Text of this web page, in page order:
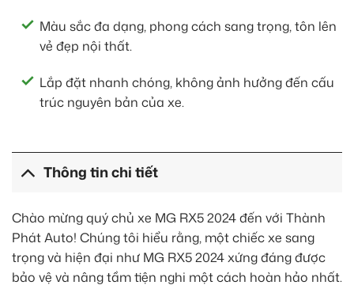
Màu sắc đa dạng, phong cách sang trọng, tôn lên
vẻ đẹp nội thất.
Lắp đặt nhanh chóng, không ảnh hưởng đến cấu
trúc nguyên bản của xe.
Thông tin chi tiết
Chào mừng quý chủ xe MG RX5 2024 đến với Thành
Phát Auto! Chúng tôi hiểu rằng, một chiếc xe sang
trọng và hiện đại như MG RX5 2024 xứng đáng được
bảo vệ và nâng tầm tiện nghi một cách hoàn hảo nhất.